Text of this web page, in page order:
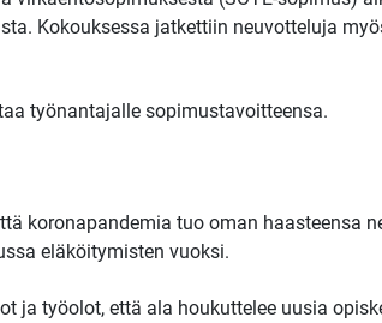
Kokouksessa jatkettiin neuvotteluja
työnantajalle sopimustavoitteensa.
koronapandemia tuo oman haasteensa
eläköitymisten vuoksi.
ja työolot, että ala houkuttelee uusia